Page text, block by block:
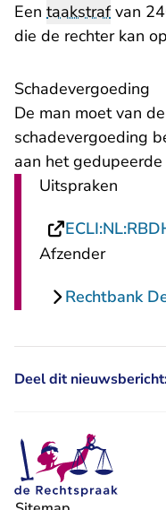
Een taakstrafvan
die de rechter kan
Schadevergoeding
De man moet van
schadevergoeding
aan het
Uitspraken
Afzender
Rechtbank
Deel dit